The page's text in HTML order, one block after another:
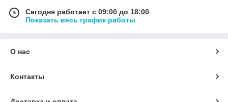
Сегодня работает с 09:00 до 18:00
Показать весь график работы
О нас
Контакты